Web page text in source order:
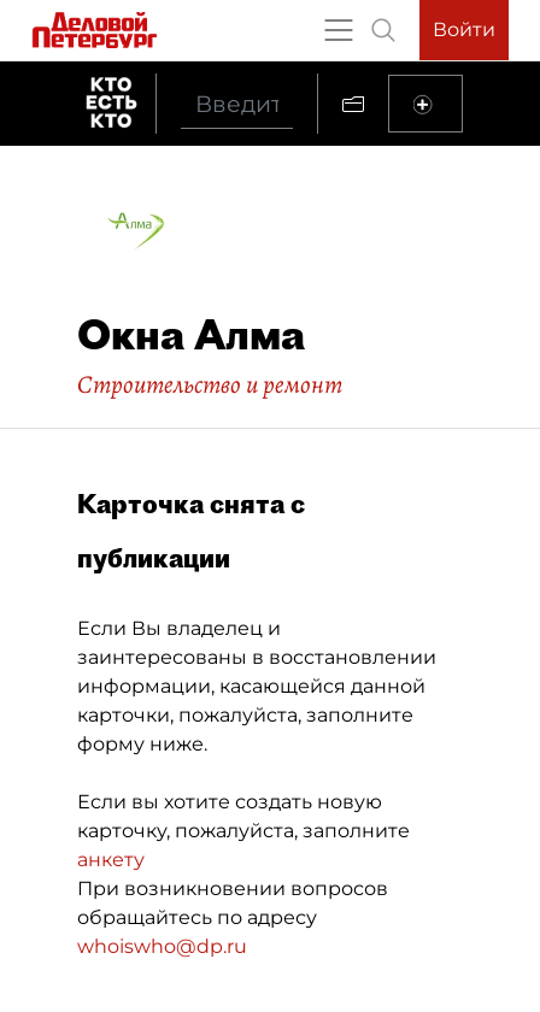
Войти
Окна Алма
Строительство и ремонт
Карточка снята с
публикации
Если Вы владелец и
заинтересованы в восстановлении
информации, касающейся данной
карточки, пожалуйста, заполните
форму ниже.
Если вы хотите создать новую
карточку, пожалуйста, заполните
анкету
При возникновении вопросов
обращайтесь по адресу
whoiswho@dp.ru